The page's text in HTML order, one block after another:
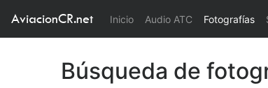
AviacionCR.net Inicio(current)
Audio ATC Fotografías
Búsqueda de